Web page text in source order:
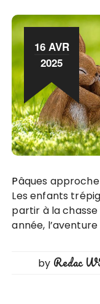
16 AVR
2025
Pâques approche et l’excitation est à son comble !
Les enfants
partir à la
année, l’aventure
by Redac